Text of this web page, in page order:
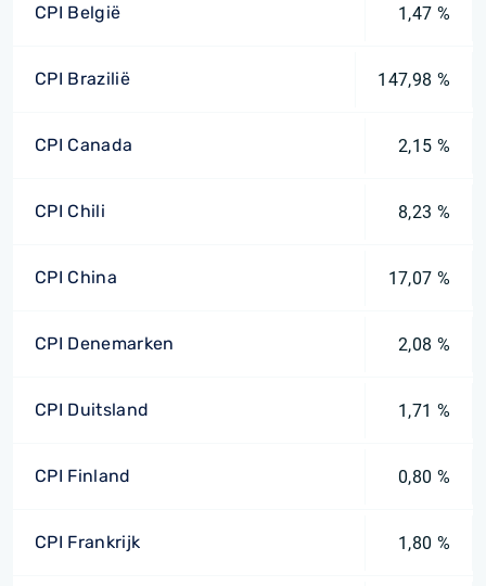
CPI België 1,47 %
CPI Brazilië 147,98 %
CPI Canada 2,15 %
CPI Chili 8,23 %
CPI China 17,07 %
CPI Denemarken 2,08 %
CPI Duitsland 1,71 %
CPI Finland 0,80 %
CPI Frankrijk 1,80 %